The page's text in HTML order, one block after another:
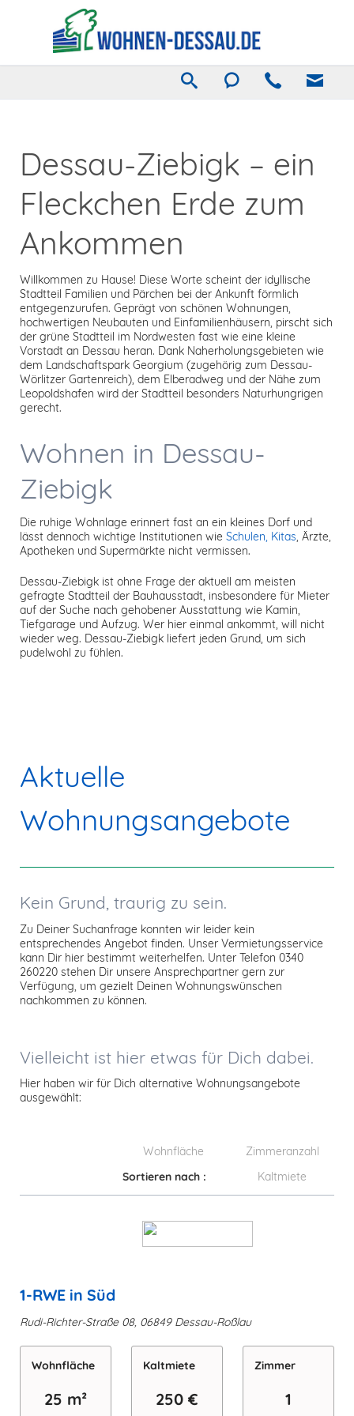
Dessau-Ziebigk – ein
Fleckchen Erde zum
Ankommen
Willkommen zu Hause! Diese Worte scheint der idyllische
Stadtteil Familien und Pärchen bei der Ankunft förmlich
entgegenzurufen. Geprägt von schönen Wohnungen,
hochwertigen Neubauten und Einfamilienhäusern, pirscht sich
der grüne Stadtteil im Nordwesten fast wie eine kleine
Vorstadt an Dessau heran. Dank Naherholungsgebieten wie
dem Landschaftspark Georgium (zugehörig zum Dessau-
Wörlitzer Gartenreich), dem Elberadweg und der Nähe zum
Leopoldshafen wird der Stadtteil besonders Naturhungrigen
gerecht.
Wohnen in Dessau-
Ziebigk
Die ruhige Wohnlage erinnert fast an ein kleines Dorf und
lässt dennoch wichtige Institutionen wie Schulen, Kitas, Ärzte,
Apotheken und Supermärkte nicht vermissen.
Dessau-Ziebigk ist ohne Frage der aktuell am meisten
gefragte Stadtteil der Bauhausstadt, insbesondere für Mieter
auf der Suche nach gehobener Ausstattung wie Kamin,
Tiefgarage und Aufzug. Wer hier einmal ankommt, will nicht
wieder weg. Dessau-Ziebigk liefert jeden Grund, um sich
pudelwohl zu fühlen.
Aktuelle
Wohnungsangebote
Kein Grund, traurig zu sein.
Zu Deiner Suchanfrage konnten wir leider kein
entsprechendes Angebot finden. Unser Vermietungsservice
kann Dir hier bestimmt weiterhelfen. Unter Telefon 0340
260220 stehen Dir unsere Ansprechpartner gern zur
Verfügung, um gezielt Deinen Wohnungswünschen
nachkommen zu können.
Vielleicht ist hier etwas für Dich dabei.
Hier haben wir für Dich alternative Wohnungsangebote
ausgewählt:
Zimmeranzahl
Wohnfläche
Kaltmiete
Sortieren nach :
1-RWE in Süd
Rudi-Richter-Straße 08, 06849 Dessau-Roßlau
Wohn­fläche
25 m²
Kaltmiete
250 €
Zimmer
1